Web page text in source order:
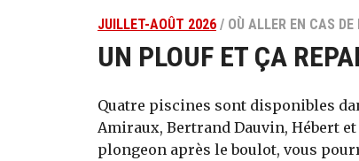
JUILLET-AOÛT 2026 / OÙ ALLER EN CAS DE
UN PLOUF ET ÇA
Quatre piscines sont disponibles
Amiraux, Bertrand Dauvin, Hébert
plongeon après le boulot, vous